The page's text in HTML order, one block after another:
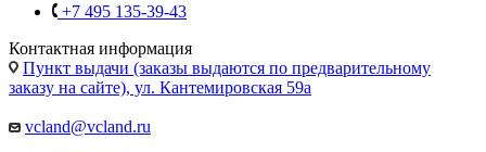
+7 495 135-39-43
Контактная информация
Пункт выдачи (заказы выдаются по предварительному
заказу на сайте), ул. Кантемировская 59а
vcland@vcland.ru